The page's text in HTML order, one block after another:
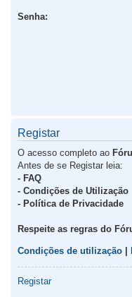
Senha:
Registar
O acesso completo ao
Antes de se Registar leia:
- FAQ
- Condições de Utilização
- Política de Privacidade
Respeite as regras do
Condições de utilização
Registar